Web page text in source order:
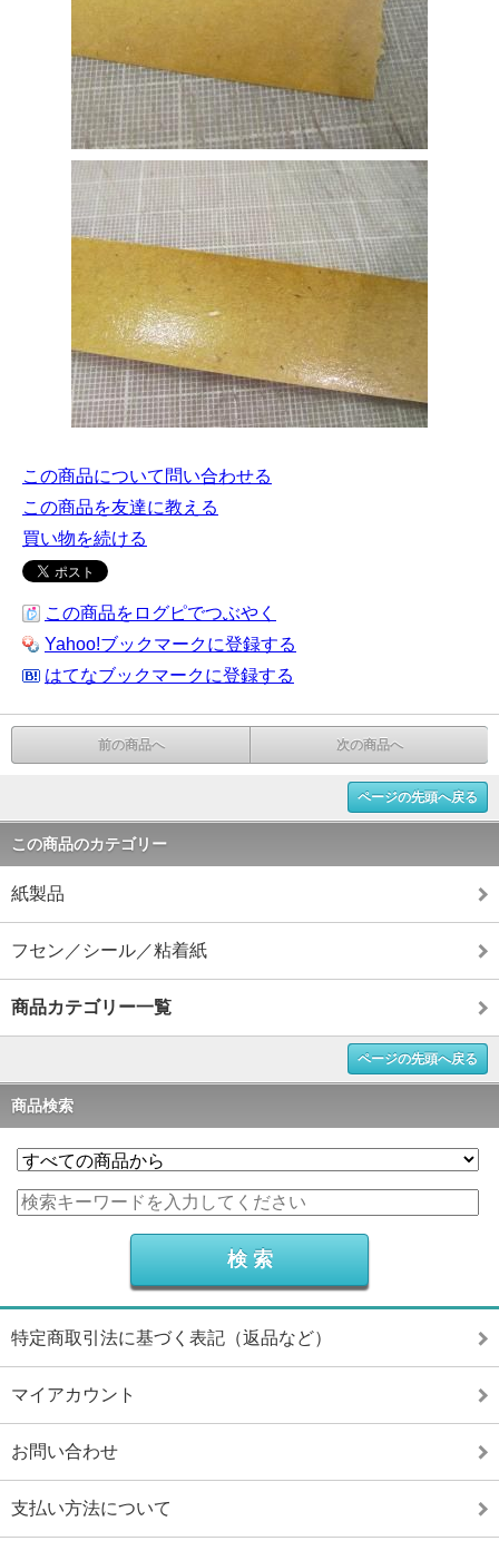
この商品について問い合わせる
この商品を友達に教える
買い物を続ける
この商品をログピでつぶやく
Yahoo!ブックマークに登録する
はてなブックマークに登録する
前の商品へ 次の商品へ
ページの先頭へ戻る
この商品のカテゴリー
紙製品
フセン／シール／粘着紙
商品カテゴリー一覧
ページの先頭へ戻る
商品検索
特定商取引法に基づく表記（返品など）
マイアカウント
お問い合わせ
支払い方法について